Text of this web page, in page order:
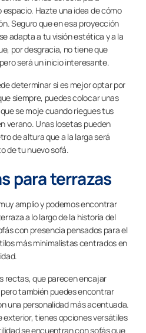
Hazte una idea de cómo
Seguro que en esa proyección
adapta a tu visión estética y a la
por desgracia, no tiene que
será un inicio interesante.
determinar si es mejor optar por
siempre, puedes colocar unas
se moje cuando riegues tus
verano. Unas losetas pueden
de altura que a la larga será
de tu nuevo sofá.
para terrazas
amplio y podemos encontrar
a lo largo de la historia del
con presencia pensados para el
más minimalistas centrados en
rectas, que parecen encajar
también puedes encontrar
una personalidad más acentuada.
exterior, tienes opciones versátiles
se encuentran con sofás que